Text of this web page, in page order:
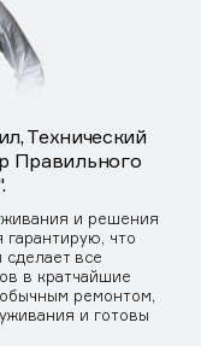
Технический
Правильного
и решения
что
сделает все
в кратчайшие
ремонтом,
и готовы